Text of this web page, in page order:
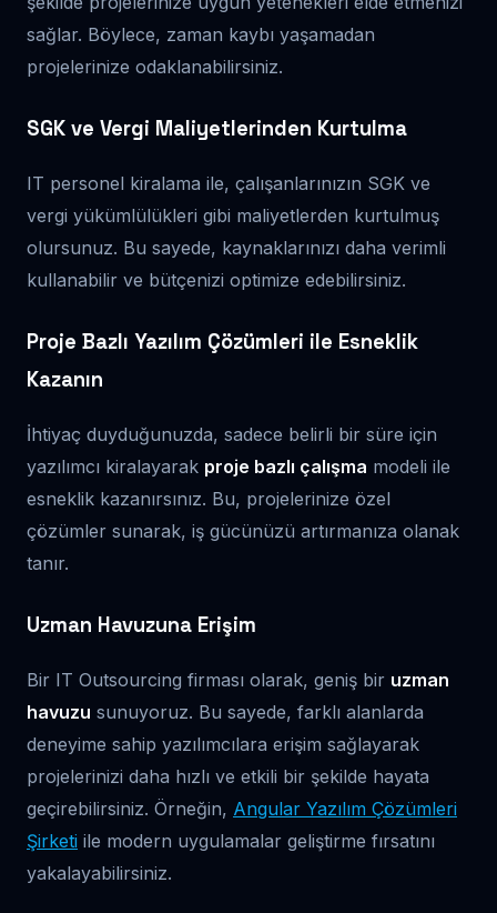
sağlar. Böylece, zaman kaybı yaşamadan
projelerinize odaklanabilirsiniz.
SGK ve Vergi Maliyetlerinden Kurtulma
IT personel kiralama ile, çalışanlarınızın SGK ve
vergi yükümlülükleri gibi maliyetlerden kurtulmuş
olursunuz. Bu sayede, kaynaklarınızı daha verimli
kullanabilir ve bütçenizi optimize edebilirsiniz.
Proje Bazlı Yazılım Çözümleri ile Esneklik
Kazanın
İhtiyaç duyduğunuzda, sadece belirli bir süre için
yazılımcı kiralayarak proje bazlı çalışma modeli ile
esneklik kazanırsınız. Bu, projelerinize özel
çözümler sunarak, iş gücünüzü artırmanıza olanak
tanır.
Uzman Havuzuna Erişim
Bir IT Outsourcing firması olarak, geniş bir uzman
havuzu sunuyoruz. Bu sayede, farklı alanlarda
deneyime sahip yazılımcılara erişim sağlayarak
projelerinizi daha hızlı ve etkili bir şekilde hayata
geçirebilirsiniz. Örneğin, Angular Yazılım Çözümleri
Şirketi ile modern uygulamalar geliştirme fırsatını
yakalayabilirsiniz.